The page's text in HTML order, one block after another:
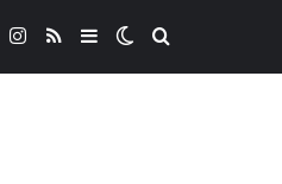
Instagram
RSSKenar Bölmesi
Dış görünümü